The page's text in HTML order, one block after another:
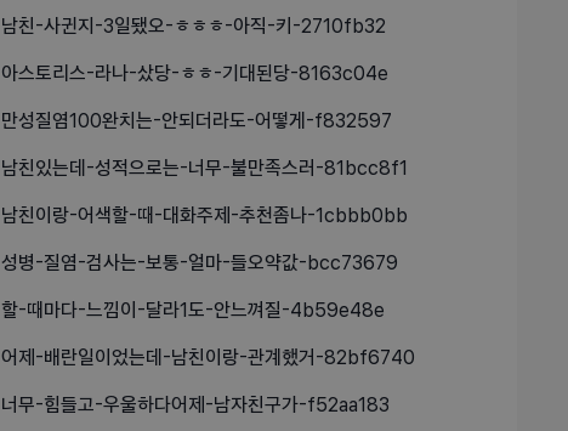
남친-사귄지-3일됐오-ㅎㅎㅎ-아직-키-2710fb32
아스토리스-라나-샀당-ㅎㅎ-기대된당-8163c04e
만성질염100완치는-안되더라도-어떻게-f832597
남친있는데-성적으로는-너무-불만족스러-81bcc8f1
남친이랑-어색할-때-대화주제-추천좀나-1cbbb0bb
성병-질염-검사는-보통-얼마-들오약값-bcc73679
할-때마다-느낌이-달라1도-안느껴질-4b59e48e
어제-배란일이었는데-남친이랑-관계했거-82bf6740
너무-힘들고-우울하다어제-남자친구가-f52aa183